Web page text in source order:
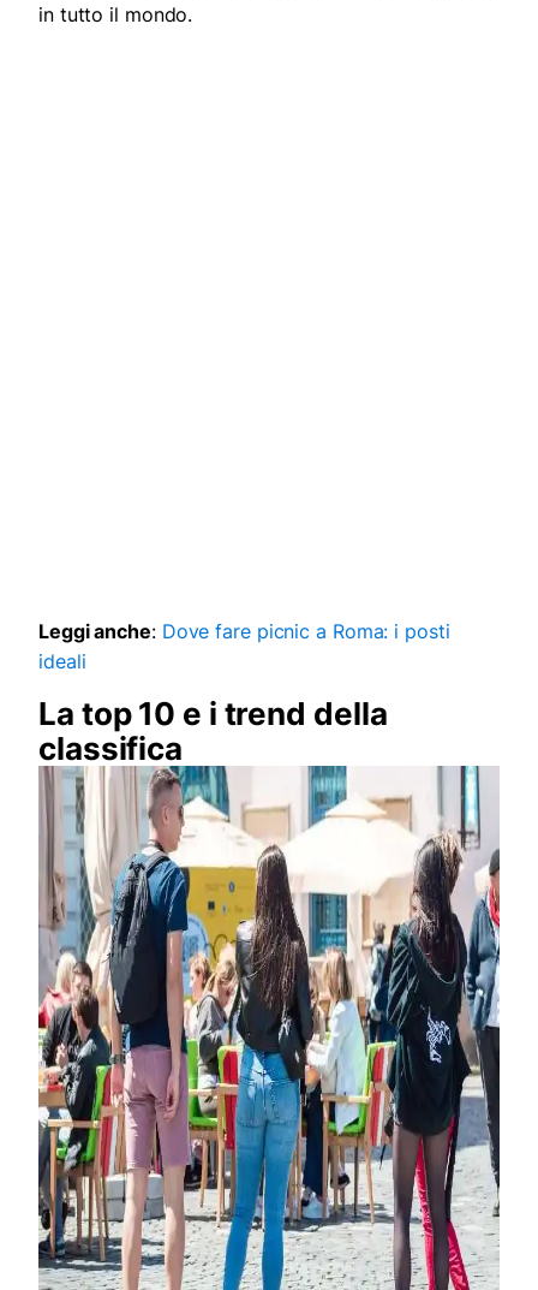
in tutto il mondo.
Leggi anche: Dove fare picnic a Roma: i posti
ideali
La top 10 e i trend della
classifica